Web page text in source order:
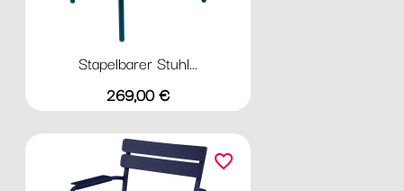
Stapelbarer Stuhl...
Preis
269,00 €
favorite_border